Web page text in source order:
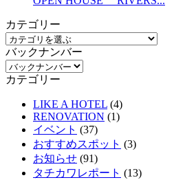
カテゴリー
バックナンバー
カテゴリー
LIKE A HOTEL (4)
RENOVATION (1)
イベント (37)
おすすめスポット (3)
お知らせ (91)
タチカワレポート (13)